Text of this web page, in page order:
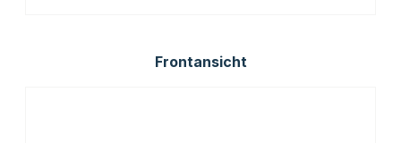
Frontansicht